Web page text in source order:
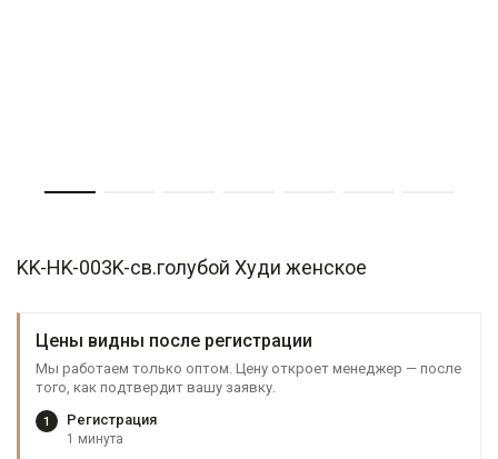
KK-HK-003K-св.голубой Худи женское
Цены видны после регистрации
Мы работаем только оптом. Цену откроет менеджер — после
того, как подтвердит вашу заявку.
1 Регистрация
1 минута